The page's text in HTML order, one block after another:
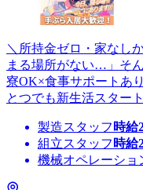
＼所持金ゼロ・家なし
まる場所がない…」そ
寮OK×食事サポートあ
とつでも新生活スター
製造スタッフ 時給
組立スタッフ 時給
機械オペレーショ